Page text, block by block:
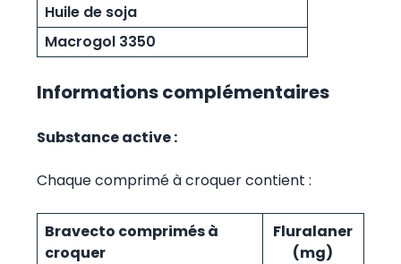
Huile de soja
Macrogol 3350
Informations complémentaires
Substance active :
Chaque comprimé à croquer contient :
Bravecto comprimés à
croquer
Fluralaner
(mg)